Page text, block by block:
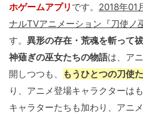
ホゲームアプリ です。 2018年01
ナルTVアニメーション『刀使ノ
す。 異形の存在・荒魂を斬って
神薙ぎの巫女たちの物語は、ア
開しつつも、
もうひとつの刀使
り、アニメ登場キャラクターは
キャラターたちも加わり、アニ